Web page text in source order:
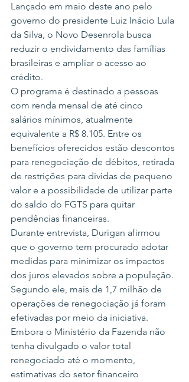
Lançado em maio deste ano pelo
governo do presidente Luiz Inácio Lula
da Silva, o Novo Desenrola busca
reduzir o endividamento das famílias
brasileiras e ampliar o acesso ao
crédito.
O programa é destinado a pessoas
com renda mensal de até cinco
salários mínimos, atualmente
equivalente a R$ 8.105. Entre os
benefícios oferecidos estão descontos
para renegociação de débitos, retirada
de restrições para dívidas de pequeno
valor e a possibilidade de utilizar parte
do saldo do FGTS para quitar
pendências financeiras.
Durante entrevista, Durigan afirmou
que o governo tem procurado adotar
medidas para minimizar os impactos
dos juros elevados sobre a população.
Segundo ele, mais de 1,7 milhão de
operações de renegociação já foram
efetivadas por meio da iniciativa.
Embora o Ministério da Fazenda não
tenha divulgado o valor total
renegociado até o momento,
estimativas do setor financeiro